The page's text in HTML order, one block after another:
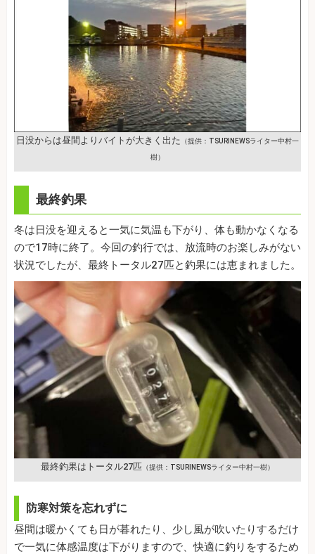
日没からは昼間よりバイトが大きく出た （提供：TSURINEWSライター中村一
樹）
最終釣果
冬は日没を迎えると一気に気温も下がり、体も動かなくなる
ので17時に終了。今回の釣行では、放流時のお楽しみがない
状況でしたが、最終トータル27匹と釣果には恵まれました。
最終釣果はトータル27匹 （提供：TSURINEWSライター中村一樹）
防寒対策を忘れずに
昼間は暖かくても日が暮れたり、少し風が吹いたりするだけ
で一気に体感温度は下がりますので、快適に釣りをするため